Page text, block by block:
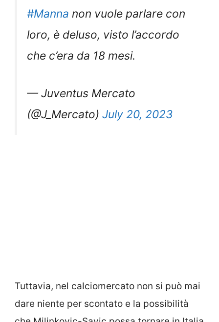
#Manna non vuole parlare con
loro, è deluso, visto l’accordo
che c’era da 18 mesi.
— Juventus Mercato
(@J_Mercato) July 20, 2023
Tuttavia, nel calciomercato non si può mai
dare niente per scontato e la possibilità